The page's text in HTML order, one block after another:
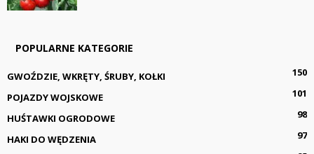
POPULARNE KATEGORIE
GWOŹDZIE, WKRĘTY, ŚRUBY, KOŁKI
150
POJAZDY WOJSKOWE
101
HUŚTAWKI OGRODOWE
98
HAKI DO WĘDZENIA
97